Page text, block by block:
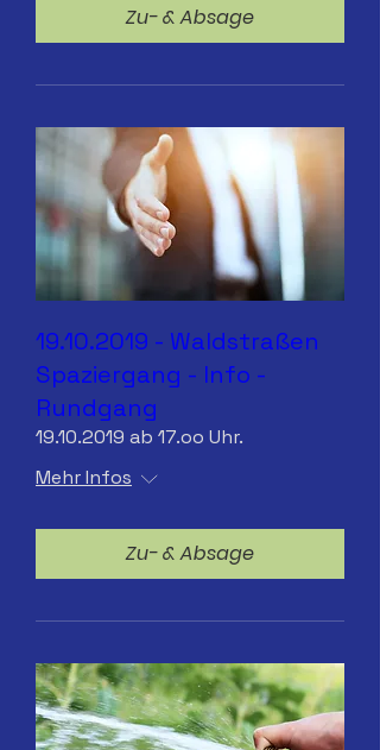
Zu- & Absage
19.10.2019 - Waldstraßen
Spaziergang - Info -
Rundgang
19.10.2019 ab 17.oo Uhr.
Mehr Infos
Zu- & Absage